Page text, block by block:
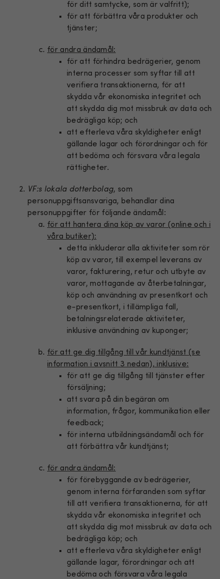
för ditt samtycke, som är valfritt);
för att förbättra våra produkter och
tjänster;
för andra ändamål:
för att förhindra bedrägerier, genom
interna processer som syftar till att
verifiera transaktionerna, för att
skydda vår ekonomiska integritet och
att skydda dig mot missbruk av data och
bedrägliga köp; och
att efterleva våra skyldigheter enligt
gällande lagar och förordningar och för
att bedöma och försvara våra legala
rättigheter.
VF:s lokala dotterbolag, som
personuppgiftsansvariga, behandlar dina
personuppgifter för följande ändamål:
för att hantera dina köp av varor (online och i
våra butiker):
detta inkluderar alla aktiviteter som rör
köp av varor, till exempel leverans av
varor, fakturering, retur och utbyte av
varor, mottagande av återbetalningar,
köp och användning av presentkort och
e-presentkort, i tillämpliga fall,
betalningsrelaterade aktiviteter,
inklusive användning av kuponger;
för att ge dig tillgång till vår kundtjänst (se
information i avsnitt 3 nedan), inklusive:
för att ge dig tillgång till tjänster efter
försäljning;
att svara på din begäran om
information, frågor, kommunikation eller
feedback;
för interna utbildningsändamål och för
att förbättra vår kundtjänst;
för andra ändamål:
för förebyggande av bedrägerier,
genom interna förfaranden som syftar
till att verifiera transaktionerna, för att
skydda vår ekonomiska integritet och
att skydda dig mot missbruk av data och
bedrägliga köp; och
att efterleva våra skyldigheter enligt
gällande lagar, förordningar och att
bedöma och försvara våra legala